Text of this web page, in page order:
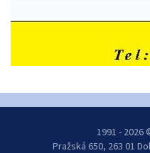
1991 - 2026
Pražská 650, 263 01